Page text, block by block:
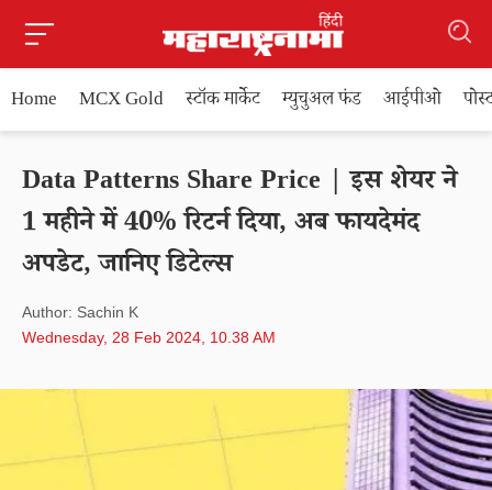
Home MCX Gold स्टॉक मार्केट म्युचुअल फंड आईपीओ
Data Patterns Share Price | इस शेयर ने
1 महीने में 40% रिटर्न दिया, अब फायदेमंद
अपडेट, जानिए डिटेल्स
Author: Sachin K
Wednesday, 28 Feb 2024, 10.38 AM